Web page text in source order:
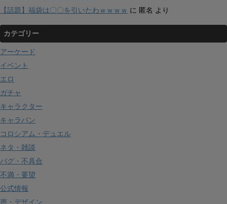
【話題】福袋は〇〇を引いたわｗｗｗｗ に 匿名 より
カテゴリー
アーケード
イベント
エロ
ガチャ
キャラクター
キャラバン
コロシアム・デュエル
ネタ・雑談
バグ・不具合
不満・要望
公式情報
声・デザイン